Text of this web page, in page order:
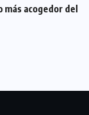
más acogedor del